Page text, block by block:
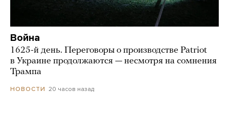
Война
1625-й день. Переговоры о производстве Patriot
в Украине продолжаются — несмотря на сомнения
Трампа
НОВОСТИ 20 часов назад